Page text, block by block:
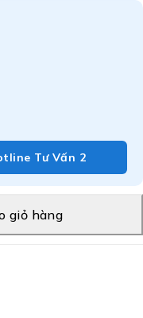
Tư Vấn 2
giỏ hàng